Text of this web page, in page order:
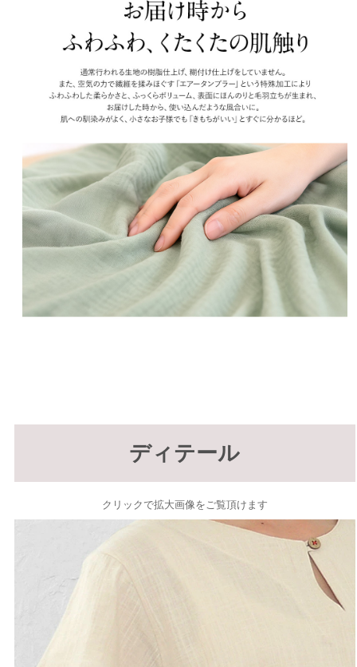
ディテール
クリックで拡大画像をご覧頂けます